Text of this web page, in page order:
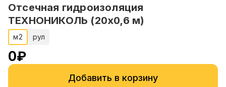
Отсечная гидроизоляция
ТЕХНОНИКОЛЬ (20х0,6 м)
м2 рул
0₽
Добавить в корзину